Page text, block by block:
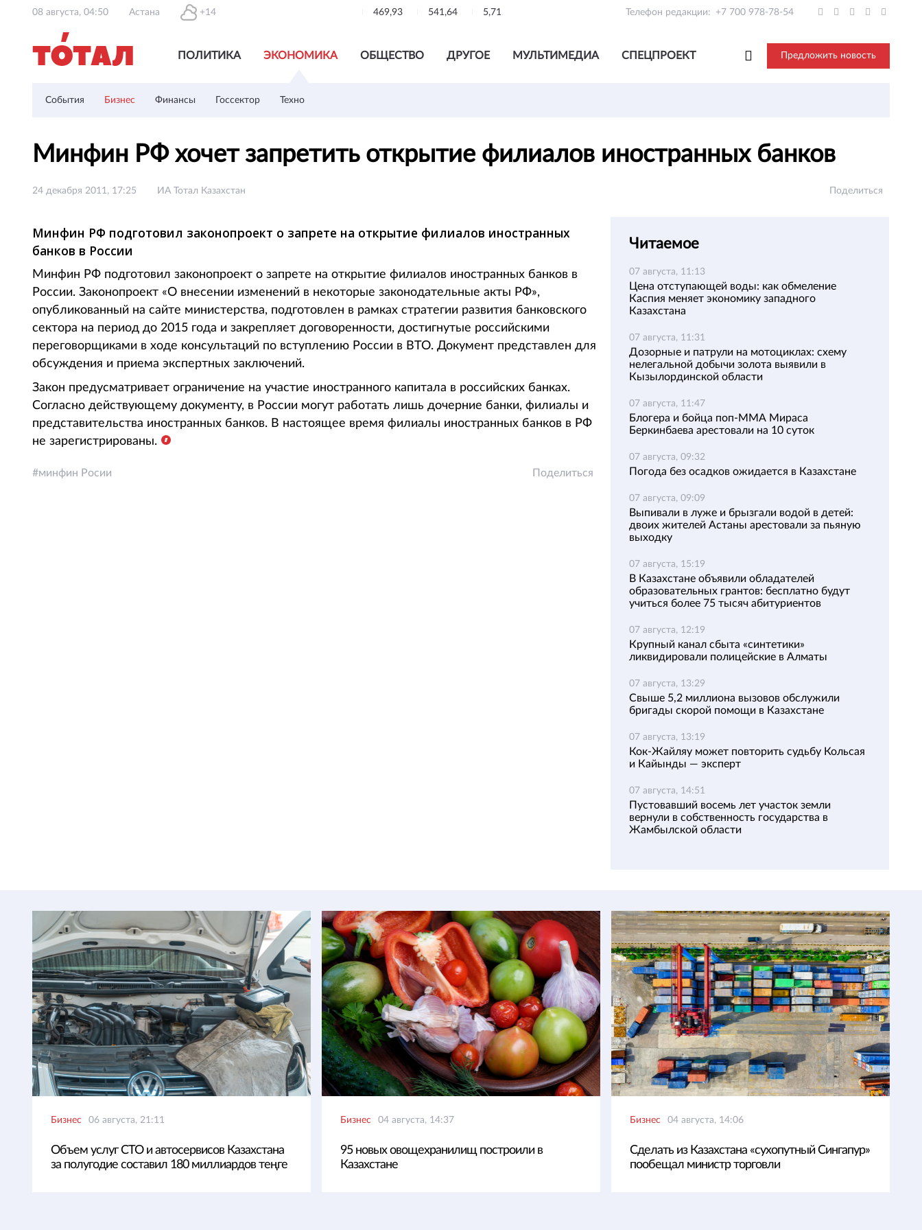
08 августа, 04:50 Астана +14 469,93 541,64 5,71 Телефон редакции: +7 700 978-78-54
ПОЛИТИКА ЭКОНОМИКА ОБЩЕСТВО ДРУГОЕ МУЛЬТИМЕДИА СПЕЦПРОЕКТ Предложить новость
События Бизнес Финансы Госсектор Техно
Минфин РФ хочет запретить открытие филиалов иностранных банков
24 декабря 2011, 17:25 ИА Тотал Казахстан Поделиться
Минфин РФ подготовил законопроект о запрете на открытие филиалов иностранных
банков в России
Минфин РФ подготовил законопроект о запрете на открытие филиалов иностранных банков в
России. Законопроект «О внесении изменений в некоторые законодательные акты РФ»,
опубликованный на сайте министерства, подготовлен в рамках стратегии развития банковского
сектора на период до 2015 года и закрепляет договоренности, достигнутые российскими
переговорщиками в ходе консультаций по вступлению России в ВТО. Документ представлен для
обсуждения и приема экспертных заключений.
Закон предусматривает ограничение на участие иностранного капитала в российских банках.
Согласно действующему документу, в России могут работать лишь дочерние банки, филиалы и
представительства иностранных банков. В настоящее время филиалы иностранных банков в РФ
не зарегистрированы.
минфин Росии Поделиться
Читаемое
07 августа, 11:13
Цена отступающей воды: как обмеление
Каспия меняет экономику западного
Казахстана
07 августа, 11:31
Дозорные и патрули на мотоциклах: схему
нелегальной добычи золота выявили в
Кызылординской области
07 августа, 11:47
Блогера и бойца поп-ММА Мираса
Беркинбаева арестовали на 10 суток
07 августа, 09:32
Погода без осадков ожидается в Казахстане
07 августа, 09:09
Выпивали в луже и брызгали водой в детей:
двоих жителей Астаны арестовали за пьяную
выходку
07 августа, 15:19
В Казахстане объявили обладателей
образовательных грантов: бесплатно будут
учиться более 75 тысяч абитуриентов
07 августа, 12:19
Крупный канал сбыта «синтетики»
ликвидировали полицейские в Алматы
07 августа, 13:29
Свыше 5,2 миллиона вызовов обслужили
бригады скорой помощи в Казахстане
07 августа, 13:19
Кок-Жайляу может повторить судьбу Кольсая
и Кайынды — эксперт
07 августа, 14:51
Пустовавший восемь лет участок земли
вернули в собственность государства в
Жамбылской области
Бизнес 06 августа, 21:11
Объем услуг СТО и автосервисов Казахстана
за полугодие составил 180 миллиардов теңге
Бизнес 04 августа, 14:37
95 новых овощехранилищ построили в
Казахстане
Бизнес 04 августа, 14:06
Сделать из Казахстана «сухопутный Сингапур»
пообещал министр торговли